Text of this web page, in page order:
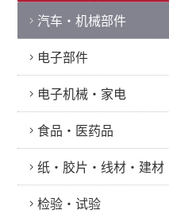
汽车・机械部件
电子部件
电子机械・家电
食品・医药品
纸・胶片・线材・建材
检验・试验